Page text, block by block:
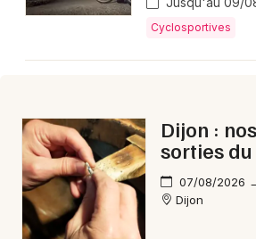
Aujourd'hui en Bourgogne
Newsletter des sorties
Artistes en tournée
Cyclosportives
Dijon :
sorties
07/08/2026
Dijon